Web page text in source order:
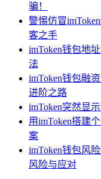
骗！
警惕仿冒
客之手
imToken钱包地
法
imToken钱包融
进阶之路
imToken突然显
用imToken搭建
案
imToken钱包风
风险与应对